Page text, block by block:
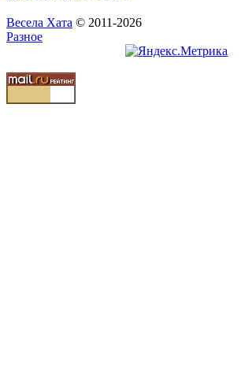
Весела Хата © 2011-2026
Разное